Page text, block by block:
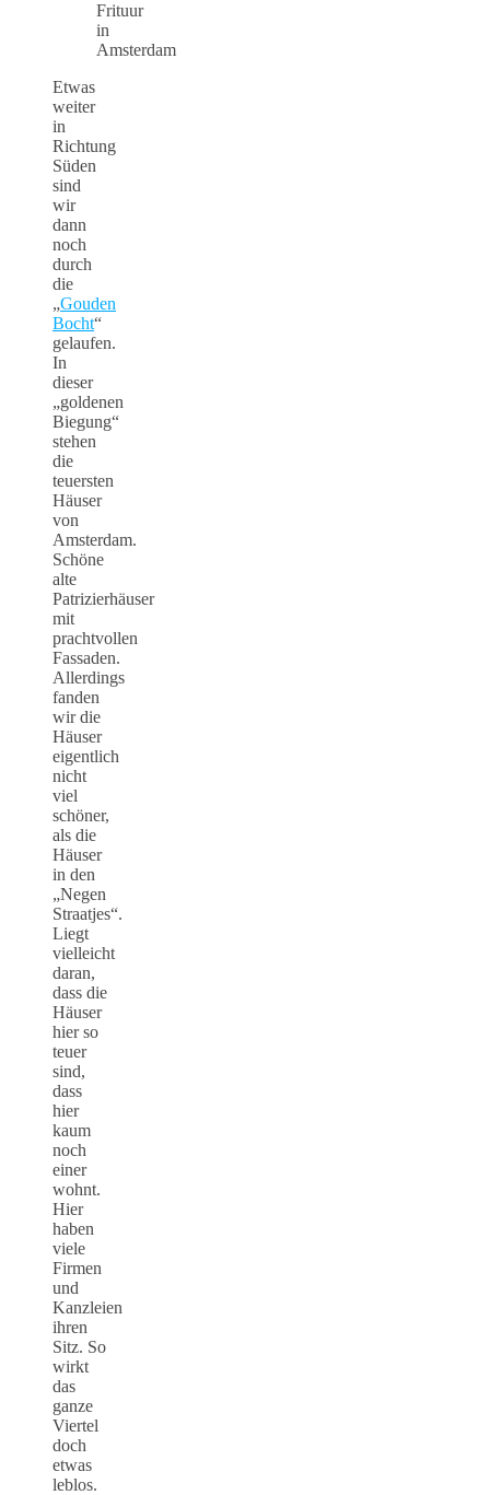
Frituur
in
Amsterdam
Etwas
weiter
in
Richtung
Süden
sind
wir
dann
noch
durch
die
„Gouden
Bocht“
gelaufen.
In
dieser
„goldenen
Biegung“
stehen
die
teuersten
Häuser
von
Amsterdam.
Schöne
alte
Patrizierhäuser
mit
prachtvollen
Fassaden.
Allerdings
fanden
wir die
Häuser
eigentlich
nicht
viel
schöner,
als die
Häuser
in den
„Negen
Straatjes“.
Liegt
vielleicht
daran,
dass die
Häuser
hier so
teuer
sind,
dass
hier
kaum
noch
einer
wohnt.
Hier
haben
viele
Firmen
und
Kanzleien
ihren
Sitz. So
wirkt
das
ganze
Viertel
doch
etwas
leblos.